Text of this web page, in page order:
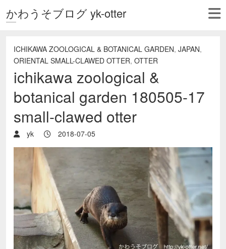
かわうそブログ yk-otter
ICHIKAWA ZOOLOGICAL & BOTANICAL GARDEN, JAPAN,
ORIENTAL SMALL-CLAWED OTTER, OTTER
ichikawa zoological &
botanical garden 180505-17
small-clawed otter
yk 2018-07-05